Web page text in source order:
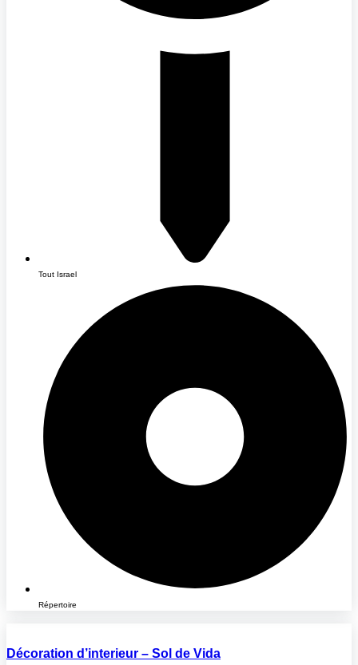
Tout Israel
Répertoire
Décoration d’interieur – Sol de Vida